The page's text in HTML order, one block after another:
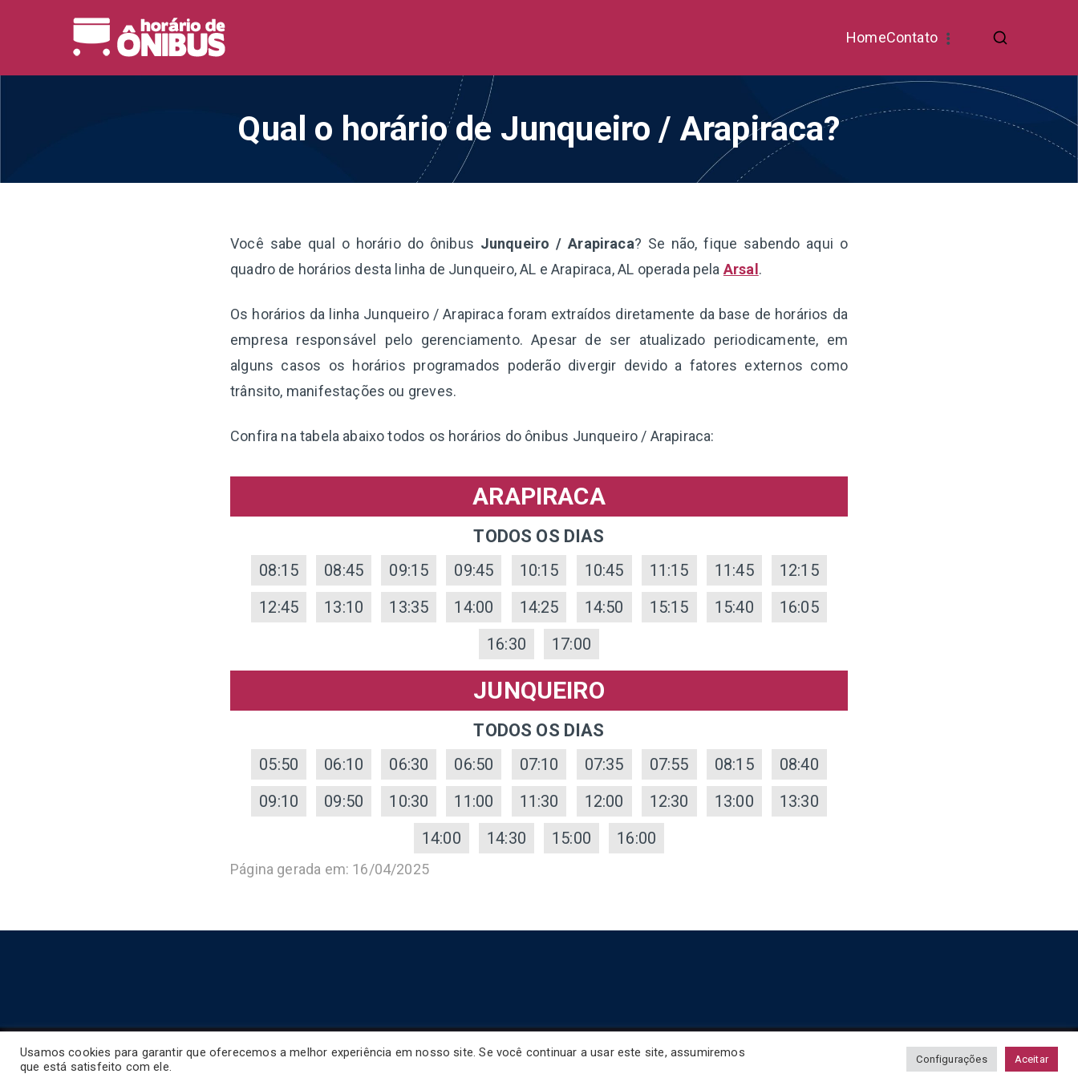
HomeContato
Qual o horário de Junqueiro / Arapiraca?
Você sabe qual o horário do ônibus Junqueiro / Arapiraca? Se não, fique sabendo aqui o
quadro de horários desta linha de Junqueiro, AL e Arapiraca, AL operada pela Arsal .
Os horários da linha Junqueiro / Arapiraca foram extraídos diretamente da base de horários da
empresa responsável pelo gerenciamento. Apesar de ser atualizado periodicamente, em
alguns casos os horários programados poderão divergir devido a fatores externos como
trânsito, manifestações ou greves.
Confira na tabela abaixo todos os horários do ônibus Junqueiro / Arapiraca:
ARAPIRACA
TODOS OS DIAS
08:15 08:45 09:15 09:45 10:15 10:45 11:15 11:45
12:15
12:45
13:10 13:35 14:00 14:25 14:50 15:15 15:40
16:05
16:30
17:00
JUNQUEIRO
TODOS OS DIAS
05:50 06:10 06:30 06:50 07:10 07:35 07:55 08:15
08:40
09:10
09:50 10:30 11:00 11:30 12:00 12:30 13:00
13:30
14:00
14:30 15:00 16:00
Página gerada em: 16/04/2025
Copyright © 2026Horário de Ônibus BR.
Usamos cookies para garantir que oferecemos a melhor experiência em nosso site. Se você continuar a usar este site, assumiremos
que está satisfeito com ele.
Configurações Aceitar